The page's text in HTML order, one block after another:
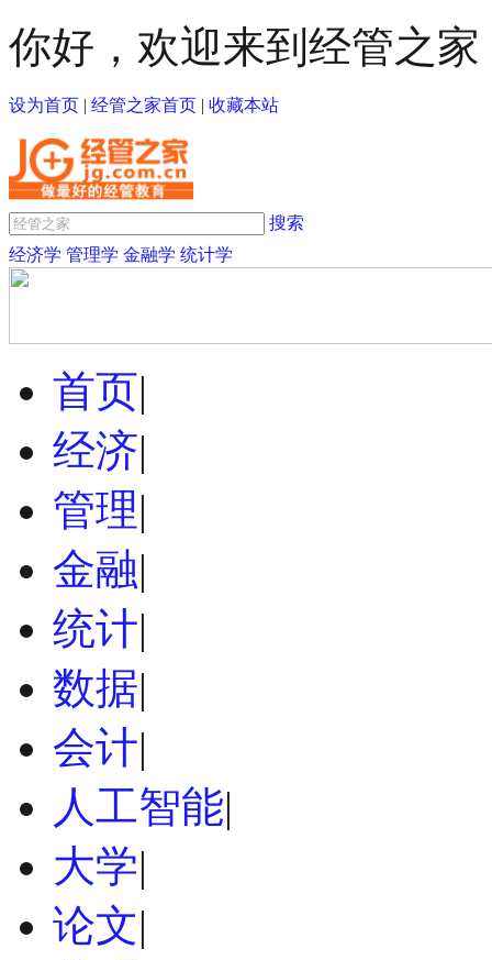
你好，欢迎来到经管之家
设为首页 | 经管之家首页 | 收藏本站
搜索
经济学 管理学 金融学 统计学
首页|
经济|
管理|
金融|
统计|
数据|
会计|
人工智能|
大学|
论文|